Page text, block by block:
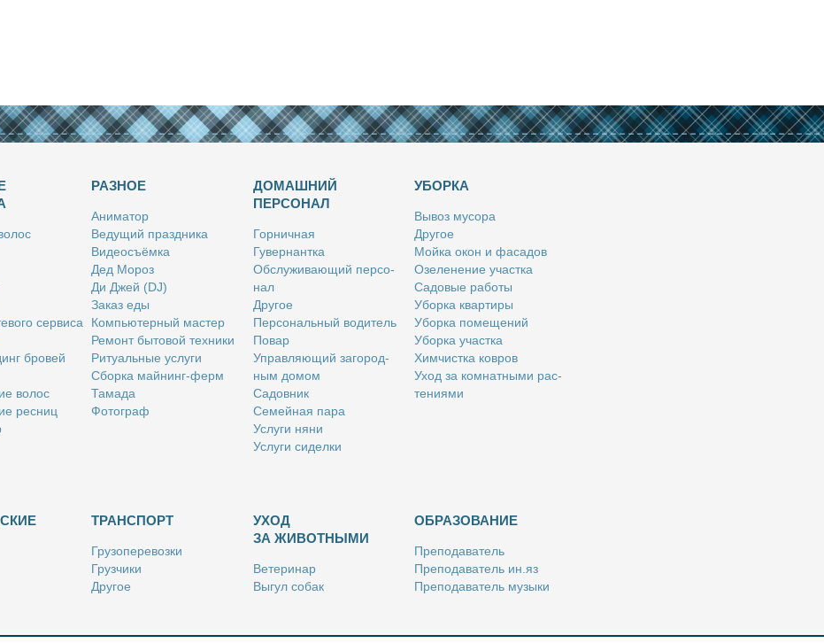
сер­ви­са
бро­вей
во­лос
рес­ниц
РАЗНОЕ
Ани­ма­тор
Ве­ду­щий празд­ни­ка
Ви­део­съём­ка
Дед Мо­роз
Ди Джей (DJ)
За­каз еды
Ком­пью­тер­ный ма­стер
Ре­монт бы­то­вой тех­ни­ки
Ри­ту­аль­ные услу­ги
Сбор­ка май­нинг-ферм
Та­ма­да
Фо­то­граф
ДОМАШНИЙ
ПЕРСОНАЛ
Гор­нич­ная
Гу­вер­нант­ка
Об­слу­жи­ва­ю­щий пер­со­
нал
Дру­гое
Пер­со­наль­ный во­ди­тель
По­вар
Управ­ля­ю­щий за­го­род­
ным до­мом
Са­дов­ник
Се­мей­ная па­ра
Услу­ги ня­ни
Услу­ги си­дел­ки
УБОРКА
Вы­воз му­со­ра
Дру­гое
Мой­ка окон и фа­са­дов
Озе­ле­не­ние участ­ка
Са­до­вые ра­бо­ты
Убор­ка квар­ти­ры
Убор­ка по­ме­ще­ний
Убор­ка участ­ка
Хим­чист­ка ков­ров
Уход за ком­нат­ны­ми рас­
те­ни­я­ми
ТРАНСПОРТ
Гру­зо­пе­ре­воз­ки
Груз­чи­ки
Дру­гое
Так­си
УХОД
ЗА ЖИВОТНЫМИ
Ве­те­ри­нар
Вы­гул со­бак
Стриж­ка жи­вот­ных
ОБРАЗОВАНИЕ
Пре­по­да­ва­тель
Пре­по­да­ва­тель ин.яз
Пре­по­да­ва­тель му­зы­ки